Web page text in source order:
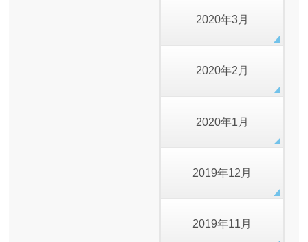
2020年3月
2020年2月
2020年1月
2019年12月
2019年11月